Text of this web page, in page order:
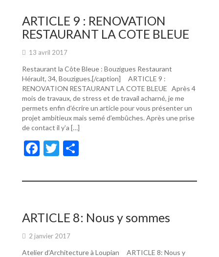
o
o
k
er
ARTICLE 9 : RENOVATION
RESTAURANT LA COTE BLEUE
13 avril 2017
Restaurant la Côte Bleue : Bouzigues Restaurant
Hérault, 34, Bouzigues.[/caption] ARTICLE 9 :
RENOVATION RESTAURANT LA COTE BLEUE Après 4
mois de travaux, de stress et de travail acharné, je me
permets enfin d’écrire un article pour vous présenter un
projet ambitieux mais semé d’embûches. Après une prise
de contact il y’a […]
F
e
o
o
k
T
itt ta
er
ARTICLE 8: Nous y sommes
2 janvier 2017
Atelier d’Architecture à Loupian ARTICLE 8: Nous y